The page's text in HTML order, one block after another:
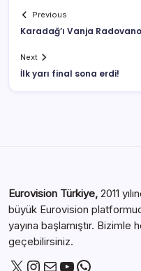
Previous
Karadağ’ı Vanja
Next
İlk yarı final sona erdi!
Eurovision Türkiye, 2011
büyük Eurovision
yayına başlamıştır.
geçebilirsiniz.